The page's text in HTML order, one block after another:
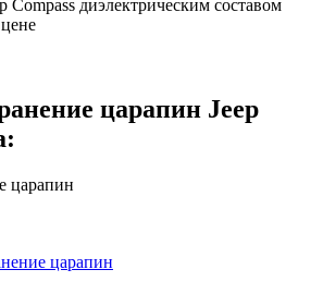
Compass диэлектрическим составом
царапин Jeep
царапин
царапин